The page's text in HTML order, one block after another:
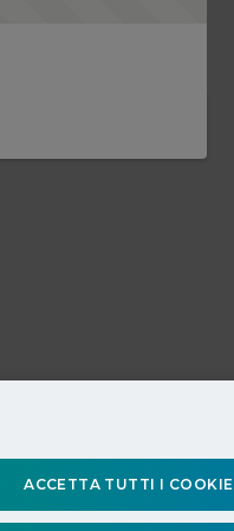
ACCETTA TUTTI I COOKIE